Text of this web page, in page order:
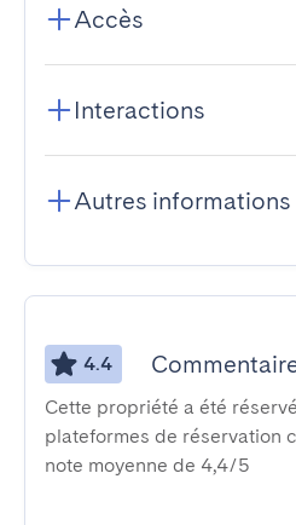
Accès
Interactions
Autres informations
4.4
Cette propriété a été
plateformes de réservation
note moyenne de 4,4/5